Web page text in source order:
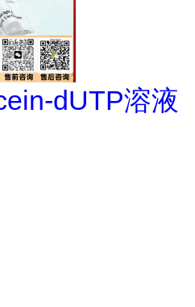
dUTP溶液